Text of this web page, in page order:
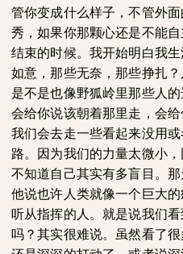
管你变成什么样子，不管外
秀，如果你那颗心还是不能
结束的时候。我开始明白我
如意，那些无奈，那些挣扎
是不是也像野狐岭里那些人
会给你说该朝着那里走，会
我们会去走一些看起来没用
路。因为我们的力量太微小
不知道自己其实有多盲目。
他说也许人类就像一个巨大
听从指挥的人。就是说我们
吗？其实很难说。虽然看了